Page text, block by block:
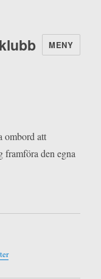
MENY
ombord att
framföra den egna